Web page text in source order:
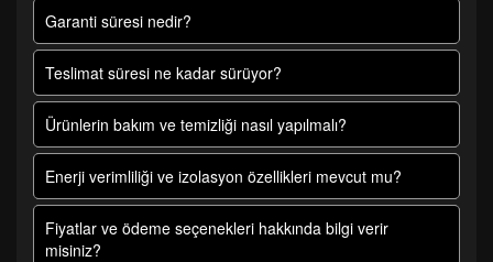
Garanti süresi nedir?
Teslimat süresi ne kadar sürüyor?
Ürünlerin bakım ve temizliği nasıl yapılmalı?
Enerji verimliliği ve izolasyon özellikleri mevcut mu?
Fiyatlar ve ödeme seçenekleri hakkında bilgi verir
misiniz?